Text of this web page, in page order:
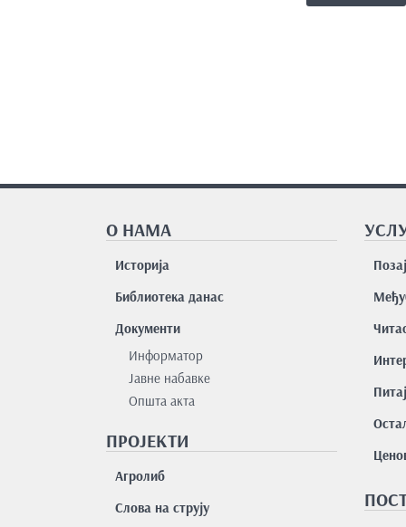
О НАМА
Историја
Библиотека данас
Документи
Информатор
Јавне набавке
Општа акта
ПРОЈЕКТИ
Агролиб
Слова на струју